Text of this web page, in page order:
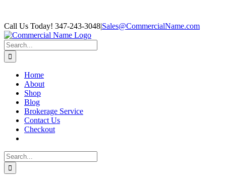
Skip
to
content
Facebook
Call Us Today! 347-243-3048|Sales@CommercialName.com
Search
for:
Home
About
Shop
Blog
Brokerage Service
Contact Us
Checkout
Search
for: